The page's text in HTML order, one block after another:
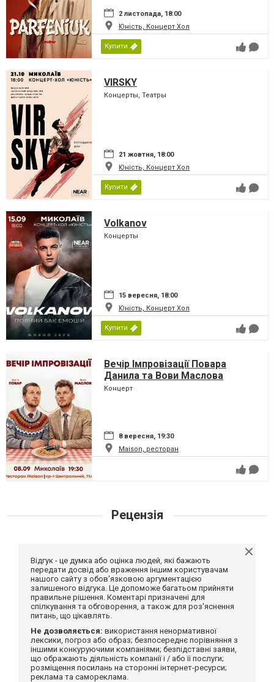
2 листопада, 18:00
Юність, Концерт Хол
Купити
VIRSKY
Концерты, Театры
21 жовтня, 18:00
Юність, Концерт Хол
Купити
Volkanov
Концерты
15 вересня, 18:00
Юність, Концерт Хол
Купити
Вечір Імпровізації Повара
Данила та Вови Маслова
Концерт
8 вересня, 19:30
Maison, ресторан
Рецензія
Відгук - це думка або оцінка людей, які бажають
передати досвід або враження іншим користувачам
нашого сайту з обов'язковою аргументацією
залишеного відгука. Це допоможе багатьом прийняти
правильне рішення. Коментарі призначені для
спілкування та обговорення, а також для роз'яснення
питань, що цікавлять.
Не дозволяється: використання ненормативної
лексики, погроз або образ; безпосереднє порівняння з
іншими конкуруючими компаніями; безпідставні заяви,
що ображають діяльність компанії і / або її послуги;
розміщення посилань на сторонні інтернет-ресурси;
реклама та самореклама.